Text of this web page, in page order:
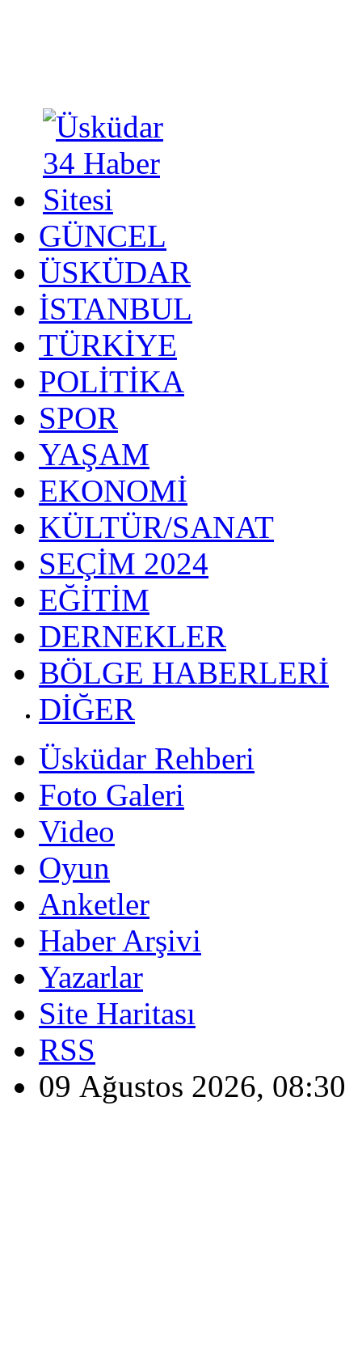
GÜNCEL
ÜSKÜDAR
İSTANBUL
TÜRKİYE
POLİTİKA
SPOR
YAŞAM
EKONOMİ
KÜLTÜR/SANAT
SEÇİM 2024
EĞİTİM
DERNEKLER
BÖLGE HABERLERİ
DİĞER
Üsküdar Rehberi
Foto Galeri
Video
Oyun
Anketler
Haber Arşivi
Yazarlar
Site Haritası
RSS
09 Ağustos 2026, 08:30